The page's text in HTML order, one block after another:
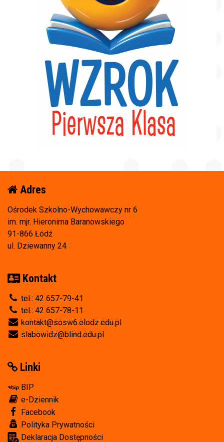
Adres
Ośrodek Szkolno-Wychowawczy nr 6
im. mjr. Hieronima Baranowskiego
91-866 Łódź
ul. Dziewanny 24
Kontakt
tel.: 42 657-79-41
tel.: 42 657-78-11
kontakt@sosw6.elodz.edu.pl
slabowidz@blind.edu.pl
Linki
BIP
e-Dziennik
Facebook
Polityka Prywatności
Deklaracja Dostępności